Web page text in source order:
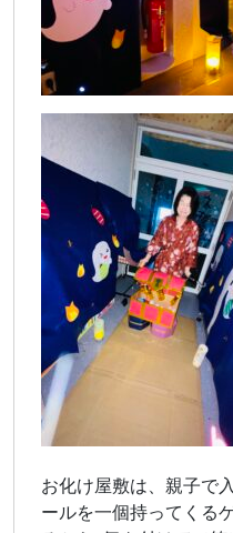
お化け屋敷は、親子で
ールを一個持ってくる